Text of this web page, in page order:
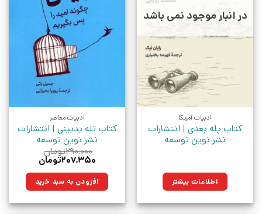
در انبار موجود نمی باشد
ادبیات آمریکا
کتاب پله بعدی | انتشارات
نشر نوین توسعه
اطلاعات بیشتر
ادبیات معاصر
کتاب تله بدبینی | انتشارات
نشر نوین توسعه
۲۹۰,۰۰۰تومان
قیمت
۲۹۰,۰۰۰تومان
بود.
۲۰۷,۳۵۰تومان
۲۰۷,۳۵۰تومان.افزودن به سبد خرید